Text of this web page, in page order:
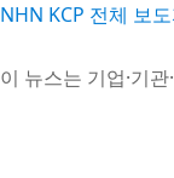
NHN KCP 전체 보
이 뉴스는 기업·기